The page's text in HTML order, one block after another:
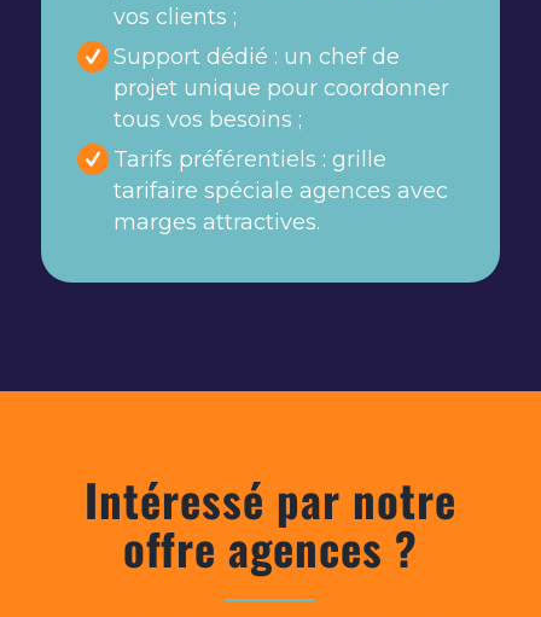
vos clients ;
Support dédié : un chef de
projet unique pour coordonner
tous vos besoins ;
Tarifs préférentiels : grille
tarifaire spéciale agences avec
marges attractives.
Intéressé par notre
offre agences ?